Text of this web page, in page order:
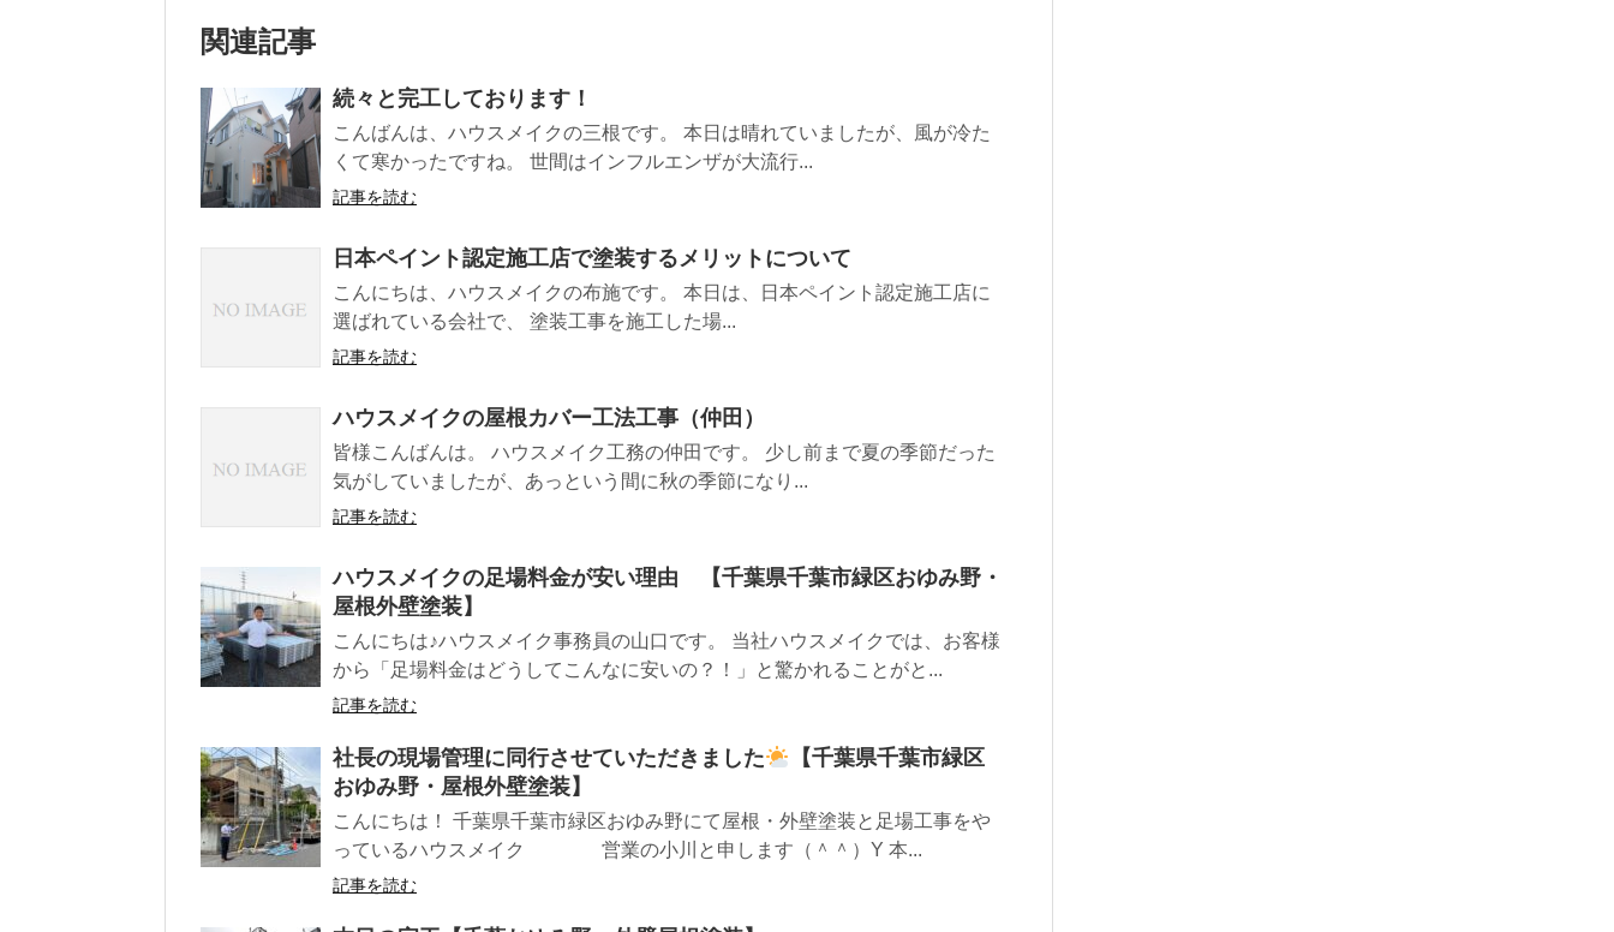
関連記事
続々と完工しております！
こんばんは、ハウスメイクの三根です。 本日は晴れていましたが、風が冷た
くて寒かったですね。 世間はインフルエンザが大流行...
記事を読む
日本ペイント認定施工店で塗装するメリットについて
こんにちは、ハウスメイクの布施です。 本日は、日本ペイント認定施工店に
選ばれている会社で、 塗装工事を施工した場...
記事を読む
ハウスメイクの屋根カバー工法工事（仲田）
皆様こんばんは。 ハウスメイク工務の仲田です。 少し前まで夏の季節だった
気がしていましたが、あっという間に秋の季節になり...
記事を読む
ハウスメイクの足場料金が安い理由 【千葉県千葉市緑区おゆみ野・
屋根外壁塗装】
こんにちは♪ハウスメイク事務員の山口です。 当社ハウスメイクでは、お客様
から「足場料金はどうしてこんなに安いの？！」と驚かれることがと...
記事を読む
社長の現場管理に同行させていただきました
【千葉県千葉市緑区
おゆみ野・屋根外壁塗装】
こんにちは！ 千葉県千葉市緑区おゆみ野にて屋根・外壁塗装と足場工事をや
っているハウスメイク 営業の小川と申します（＾＾）Y 本...
記事を読む